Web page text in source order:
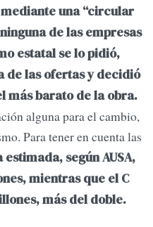
mediante una “circular
de las empresas
estatal se lo pidió,
de las ofertas y decidió
más barato de la obra.
alguna para el cambio,
Para tener en cuenta las
según AUSA,
mientras que el C
más del doble.